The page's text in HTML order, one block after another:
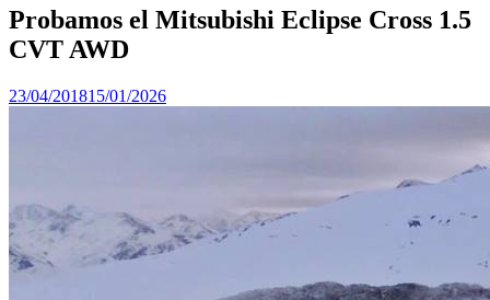
Probamos el Mitsubishi Eclipse Cross 1.5
CVT AWD
23/04/201815/01/2026